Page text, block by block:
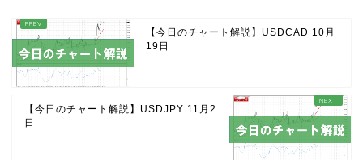
【今日のチャート解説】USDCAD 10月
19日
【今日のチャート解説】USDJPY 11月2
日